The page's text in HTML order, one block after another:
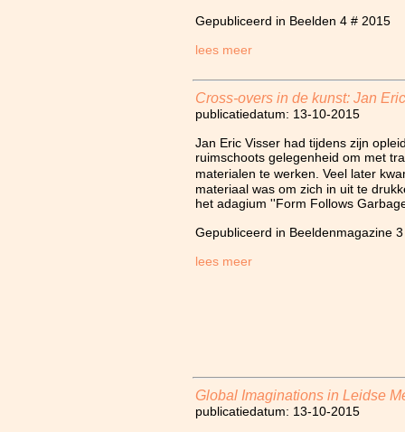
Gepubliceerd in Beelden 4 # 2015
lees meer
Cross-overs in de kunst: Jan
publicatiedatum: 13-10-2015
Jan Eric Visser had tijdens zijn
ruimschoots gelegenheid om met
materialen te werken. Veel later
materiaal was om zich in uit te
het adagium ''Form Follows
Gepubliceerd in Beeldenmagazine
lees meer
Global Imaginations in Leidse
publicatiedatum: 13-10-2015